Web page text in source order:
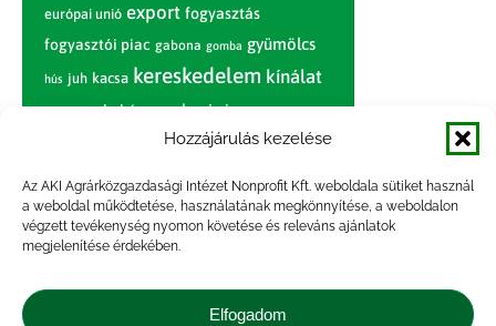
Hozzájárulás kezelése
Az AKI Agrárközgazdasági Intézet Nonprofit Kft. weboldala sütiket használ
a weboldal működtetése, használatának megkönnyítése, a weboldalon
végzett tevékenység nyomon követése és releváns ajánlatok
megjelenítése érdekében.
Elfogadom
európai unió export fogyasztás
fogyasztói piac gabona gomba gyümölcs
hús juh kacsa kereskedelem kínálat
körte marhahús nagybani piac narancs
nemzetközi árinformációk
paradicsom piac piaci jelentés
pulyka pulykahús sertés sertéshús
szarvasmarha termelés
termelői
zöldség árak